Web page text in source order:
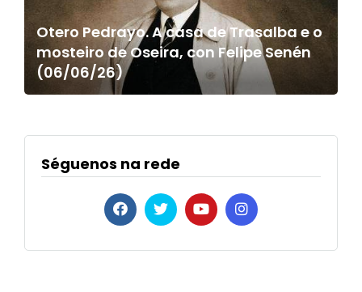
Otero Pedrayo. A casa de Trasalba e o
mosteiro de Oseira, con Felipe Senén
(06/06/26)
Séguenos na rede